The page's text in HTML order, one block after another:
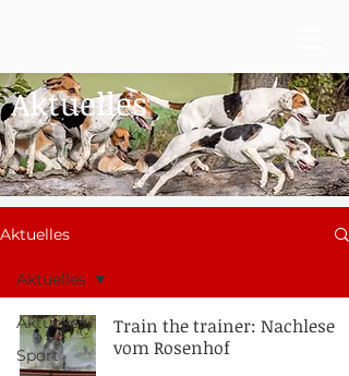
Aktuelles
Aktuelles
Aktuelles
Sport
Aktuelles
Train the trainer: Nachlese
vom Rosenhof